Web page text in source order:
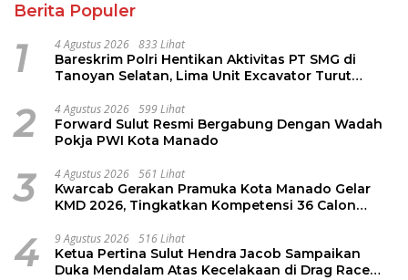
Berita Populer
1 4 Agustus 2026 833 Lihat
Bareskrim Polri Hentikan Aktivitas PT SMG di
Tanoyan Selatan, Lima Unit Excavator Turut
2 4 Agustus 2026 599 Lihat
Forward Sulut Resmi Bergabung Dengan Wadah
Pokja PWI Kota Manado
3 4 Agustus 2026 561 Lihat
Kwarcab Gerakan Pramuka Kota Manado Gelar
KMD 2026, Tingkatkan Kompetensi 36 Calon
4 9 Agustus 2026 516 Lihat
Ketua Pertina Sulut Hendra Jacob Sampaikan
Duka Mendalam Atas Kecelakaan di Drag Race